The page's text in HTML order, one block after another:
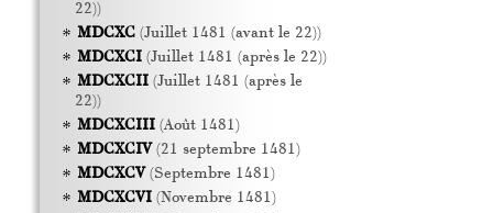
22))
MDCXC(Juillet 1481 (avant le 22))
MDCXCI(Juillet 1481 (après le 22))
MDCXCII(Juillet 1481 (après le
22))
MDCXCIII(Août 1481)
MDCXCIV(21 septembre 1481)
MDCXCV(Septembre 1481)
MDCXCVI(Novembre 1481)